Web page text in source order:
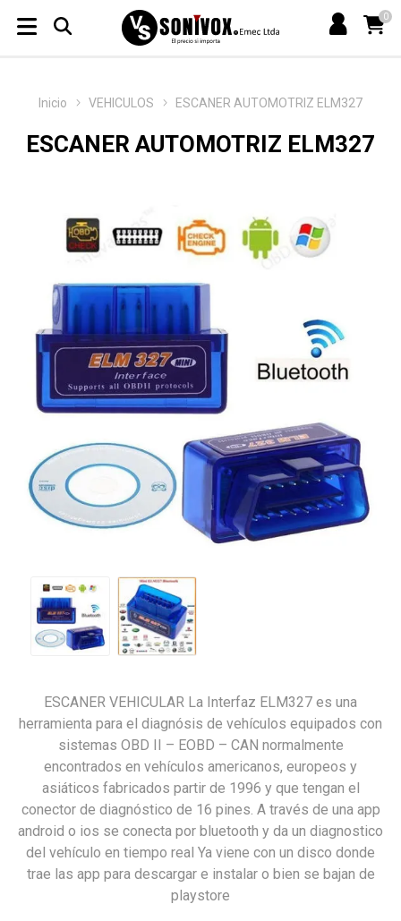
0
Inicio VEHICULOS ESCANER AUTOMOTRIZ ELM327
ESCANER AUTOMOTRIZ ELM327
ESCANER VEHICULAR La Interfaz ELM327 es una
herramienta para el diagnósis de vehículos equipados con
sistemas OBD II – EOBD – CAN normalmente
encontrados en vehículos americanos, europeos y
asiáticos fabricados partir de 1996 y que tengan el
conector de diagnóstico de 16 pines. A través de una app
android o ios se conecta por bluetooth y da un diagnostico
del vehículo en tiempo real Ya viene con un disco donde
trae las app para descargar e instalar o bien se bajan de
playstore